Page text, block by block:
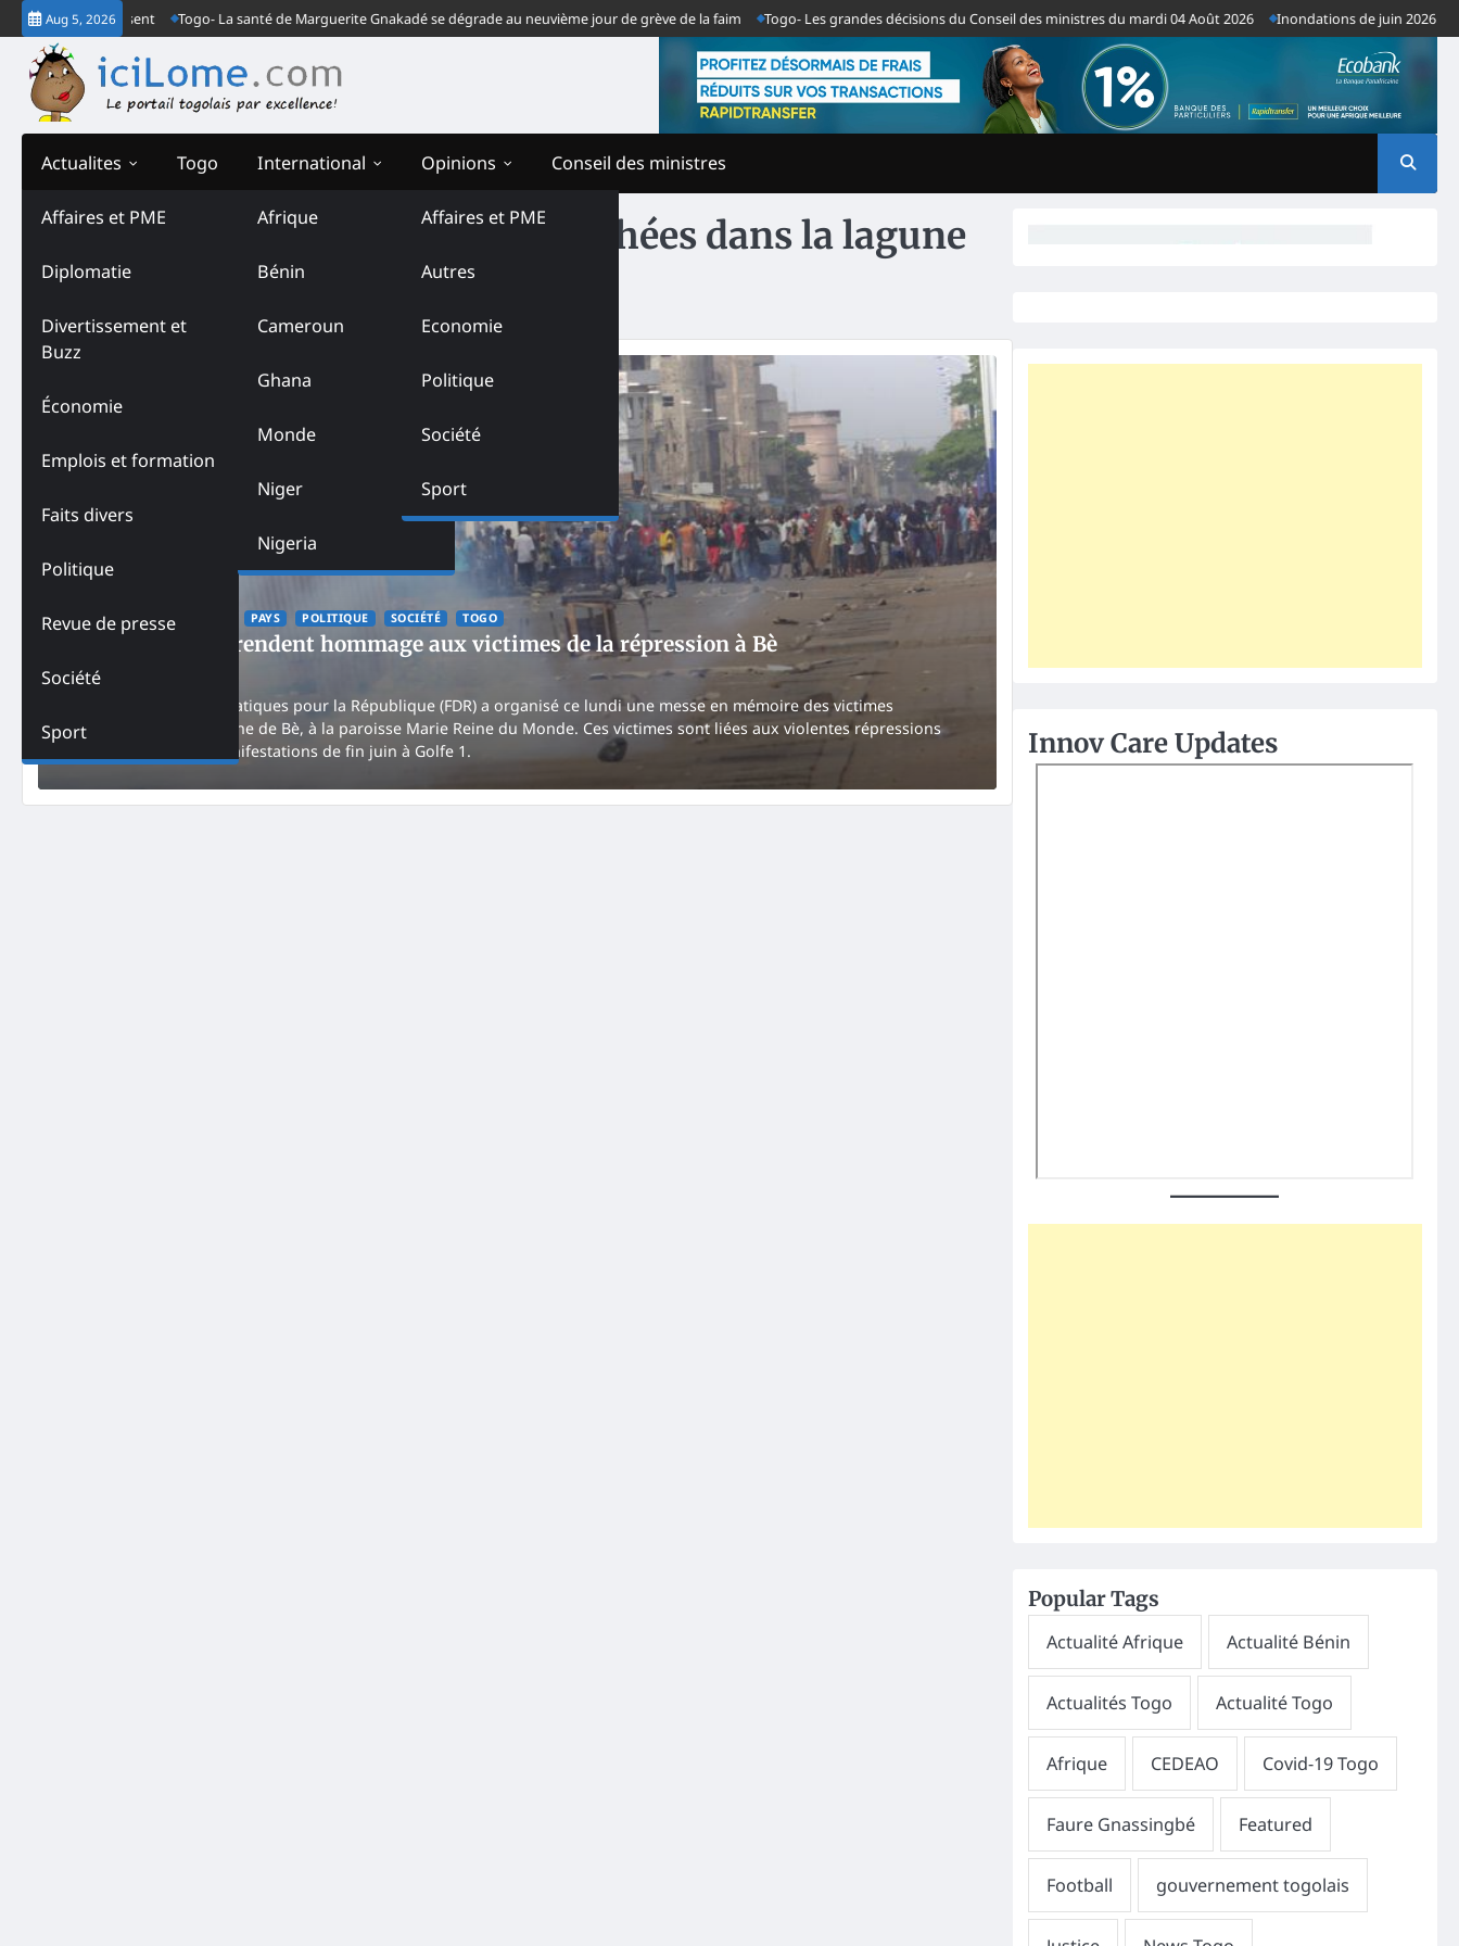
Skip
to
content
Aug 5, 2026
Togo est absent Togo- La santé de Marguerite Gnakadé se dégrade au neuvième jour de grève de la faim Togo- Les grandes décisions du Conseil des ministres du mardi 04 Août 2026 Inondations de juin 2026 : plus
Actualites
Affaires et PME
Diplomatie
Divertissement et
Buzz
Économie
Emplois et formation
Faits divers
Politique
Revue de presse
Société
Sport
Togo International
Afrique
Bénin
Cameroun
Ghana
Monde
Niger
Nigeria
Opinions
Affaires et PME
Autres
Economie
Politique
Société
Sport
Conseil des ministres
Tag:Mémoire des victimes repêchées dans la lagune
de Bè
ACTUALITES FEATURED PAYS POLITIQUE SOCIÉTÉ TOGO
Togo – Les FDR rendent hommage aux victimes de la répression à Bè
NK
Le parti Forces Démocratiques pour la République (FDR) a organisé ce lundi une messe en mémoire des victimes
repêchées dans la lagune de Bè, à la paroisse Marie Reine du Monde. Ces victimes sont liées aux violentes répressions
survenues lors des manifestations de fin juin à Golfe 1.
Innov Care Updates
Popular Tags